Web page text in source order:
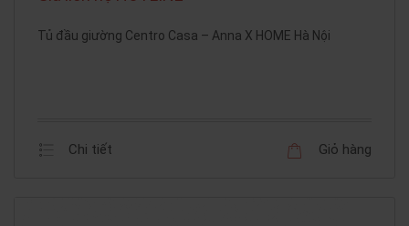
Tủ đầu giường Centro Casa – Anna X HOME Hà Nội
Giỏ hàng
Chi tiết